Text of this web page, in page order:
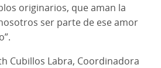
originarios, que aman la
ser parte de ese amor
Cubillos Labra, Coordinadora